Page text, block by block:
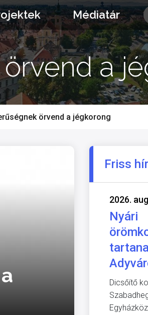
Médiatár
a
örvend a jégkorong
Friss
2026.
Nyári
Dicsőítő